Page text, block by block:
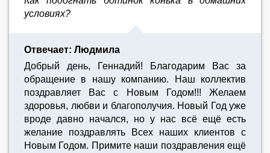
условиях?
Отвечает: Людмила
Добрый день, Геннадий! Благодарим Вас за
обращение в нашу компанию. Наш коллектив
поздравляет Вас с Новым Годом!!! Желаем
здоровья, любви и благополучия. Новый Год уже
вроде давно начался, но у нас всё ещё есть
желание поздравлять Всех наших клиентов с
Новым Годом. Примите наши поздравления ещё